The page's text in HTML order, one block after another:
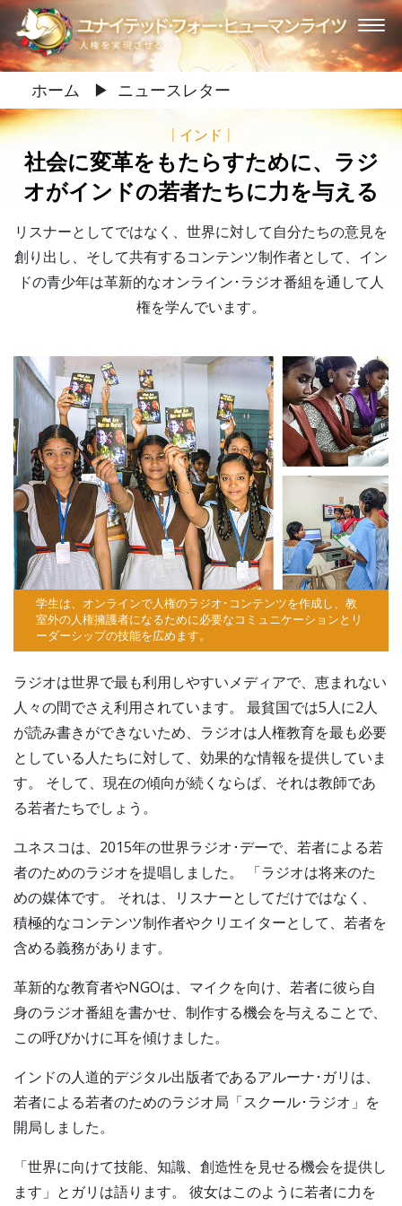
ホーム ▶ ニュースレター
インド
社会に変革をもたらすために、ラジ
オがインドの若者たちに力を与える
リスナーとしてではなく、世界に対して自分たちの意見を
創り出し、そして共有するコンテンツ制作者として、イン
ドの青少年は革新的なオンライン･ラジオ番組を通して人
権を学んでいます。
学生は、オンラインで人権のラジオ･コンテンツを作成し、教
室外の人権擁護者になるために必要なコミュニケーションとリ
ーダーシップの技能を広めます。
ラジオは世界で最も利用しやすいメディアで、恵まれない
人々の間でさえ利用されています。 最貧国では5人に2人
が読み書きができないため、ラジオは人権教育を最も必要
としている人たちに対して、効果的な情報を提供していま
す。 そして、現在の傾向が続くならば、それは教師であ
る若者たちでしょう。
ユネスコは、2015年の世界ラジオ･デーで、若者による若
者のためのラジオを提唱しました。 「ラジオは将来のた
めの媒体です。 それは、リスナーとしてだけではなく、
積極的なコンテンツ制作者やクリエイターとして、若者を
含める義務があります。
革新的な教育者やNGOは、マイクを向け、若者に彼ら自
身のラジオ番組を書かせ、制作する機会を与えることで、
この呼びかけに耳を傾けました。
インドの人道的デジタル出版者であるアルーナ･ガリは、
若者による若者のためのラジオ局「スクール･ラジオ」を
開局しました。
「世界に向けて技能、知識、創造性を見せる機会を提供し
ます」とガリは語ります。 彼女はこのように若者に力を